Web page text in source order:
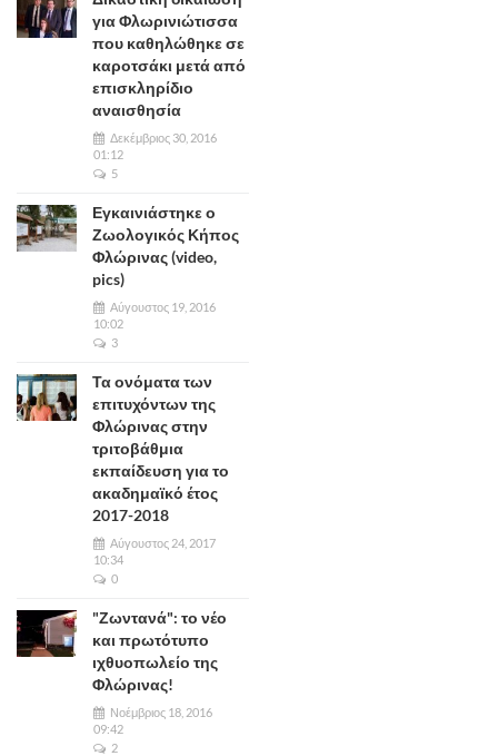
για Φλωρινιώτισσα
που καθηλώθηκε σε
καροτσάκι μετά από
επισκληρίδιο
αναισθησία
Δεκέμβριος 30, 2016
01:12
5
Εγκαινιάστηκε ο
Ζωολογικός Κήπος
Φλώρινας (video,
pics)
Αύγουστος 19, 2016
10:02
3
Τα ονόματα των
επιτυχόντων της
Φλώρινας στην
τριτοβάθμια
εκπαίδευση για το
ακαδημαϊκό έτος
2017-2018
Αύγουστος 24, 2017
10:34
0
"Ζωντανά": το νέο
και πρωτότυπο
ιχθυοπωλείο της
Φλώρινας!
Νοέμβριος 18, 2016
09:42
2